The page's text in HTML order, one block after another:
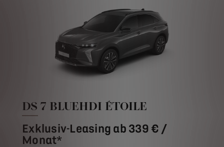
DS 7 BLUEHDI ÉTOILE
Exklusiv-Leasing ab 339 € /
Monat*